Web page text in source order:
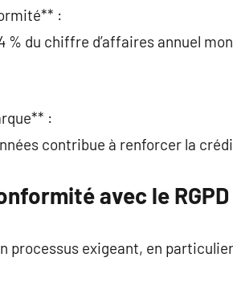
:
% du chiffre d’affaires annuel
:
contribue à renforcer la
avec le RGPD
processus exigeant, en